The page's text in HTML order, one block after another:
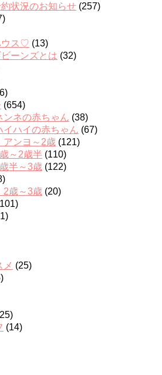
状況のお知らせ (257)
ウス♡ (13)
ーンズとは (32)
(654)
ンネの赤ちゃん (38)
イハイの赤ちゃん (67)
アンヨ～2歳 (121)
～2歳半 (110)
半～3歳 (122)
2歳～3歳 (20)
メ (25)
(14)